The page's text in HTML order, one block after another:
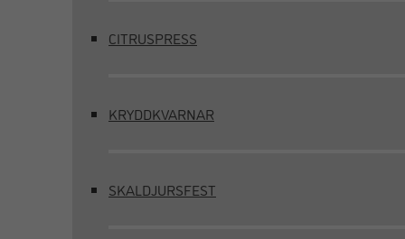
CITRUSPRESS
KRYDDKVARNAR
SKALDJURSFEST